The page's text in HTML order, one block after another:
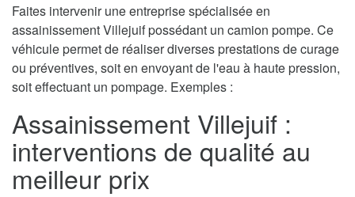
Faites intervenir une entreprise spécialisée en
assainissement Villejuif possédant un camion pompe. Ce
véhicule permet de réaliser diverses prestations de curage
ou préventives, soit en envoyant de l'eau à haute pression,
soit effectuant un pompage. Exemples :
Assainissement Villejuif :
interventions de qualité au
meilleur prix